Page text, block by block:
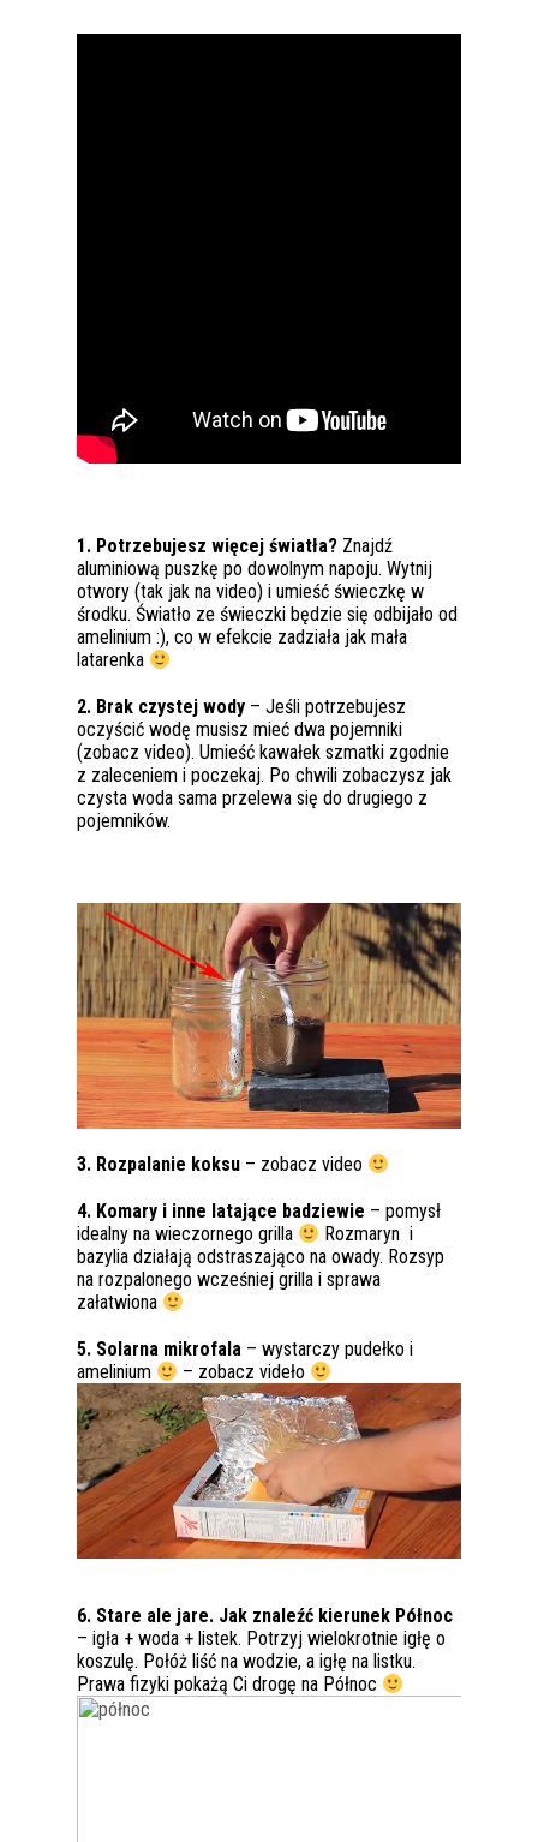
1. Potrzebujesz więcej światła? Znajdź
aluminiową puszkę po dowolnym napoju. Wytnij
otwory (tak jak na video) i umieść świeczkę w
środku. Światło ze świeczki będzie się odbijało od
amelinium :), co w efekcie zadziała jak mała
latarenka
2. Brak czystej wody – Jeśli potrzebujesz
oczyścić wodę musisz mieć dwa pojemniki
(zobacz video). Umieść kawałek szmatki zgodnie
z zaleceniem i poczekaj. Po chwili zobaczysz jak
czysta woda sama przelewa się do drugiego z
pojemników.
3. Rozpalanie koksu – zobacz video
4. Komary i inne latające badziewie – pomysł
idealny na wieczornego grilla
Rozmaryn i
bazylia działają odstraszająco na owady. Rozsyp
na rozpalonego wcześniej grilla i sprawa
załatwiona
5. Solarna mikrofala – wystarczy pudełko i
amelinium
– zobacz videło
6. Stare ale jare. Jak znaleźć kierunek Północ
– igła + woda + listek. Potrzyj wielokrotnie igłę o
koszulę. Połóż liść na wodzie, a igłę na listku.
Prawa fizyki pokażą Ci drogę na Północ